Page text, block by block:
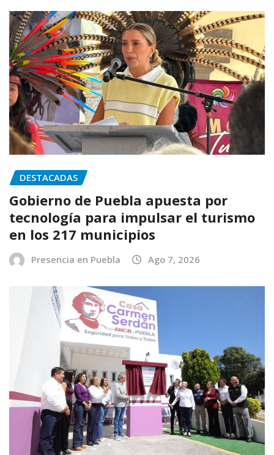
DESTACADAS
Gobierno de Puebla apuesta por
tecnología para impulsar el turismo
en los 217 municipios
Presencia en Puebla Ago 7, 2026